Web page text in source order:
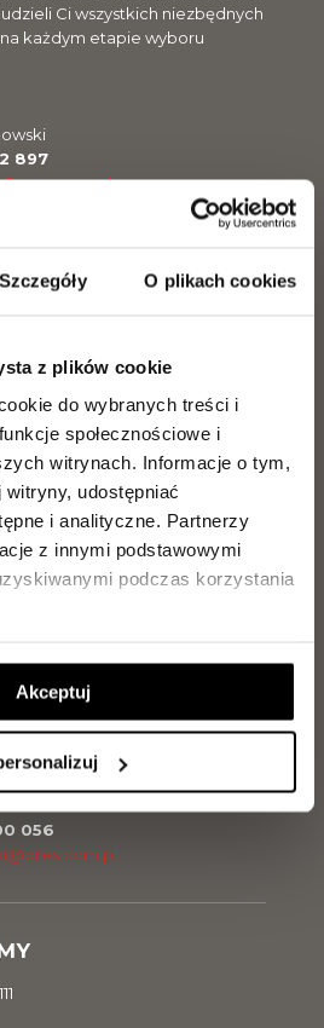
Szczegóły O plikach cookies
z plików cookie
do wybranych treści i
społecznościowe i
witrynach. Informacje o tym,
udostępniać
i analityczne. Partnerzy
z innymi podstawowymi
podczas korzystania
Akceptuj
Ci wszystkich niezbędnych
każdym etapie wyboru
897
898
Olszewska
770
056
896
056